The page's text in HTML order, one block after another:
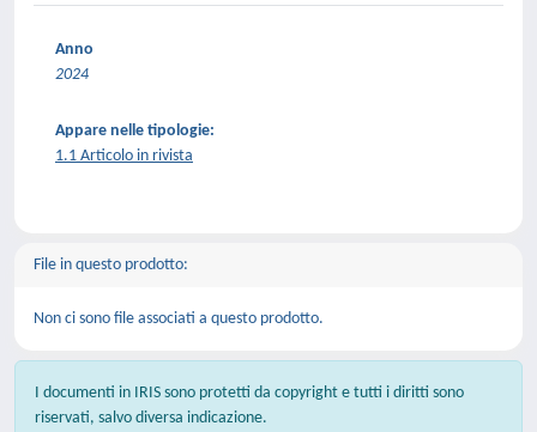
Anno
2024
Appare nelle tipologie:
1.1 Articolo in rivista
File in questo prodotto:
Non ci sono file associati a questo prodotto.
I documenti in IRIS sono protetti da copyright e tutti i diritti sono
riservati, salvo diversa indicazione.